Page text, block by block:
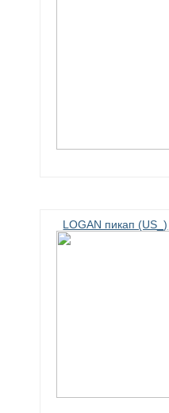
LOGAN пикап (US_)